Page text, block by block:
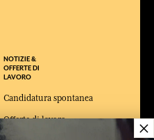
NOTIZIE &
OFFERTE DI
LAVORO
Candidatura spontanea
Offerte di lavoro ×